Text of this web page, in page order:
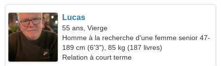
Lucas
55 ans, Vierge
Homme à la recherche d'une femme senior 47-
51
189 cm (6'3"), 85 kg (187 livres)
Relation à court terme